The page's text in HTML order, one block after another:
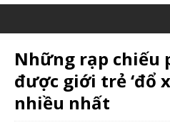
Những rạp chiếu
được giới trẻ ‘đổ
nhiều nhất